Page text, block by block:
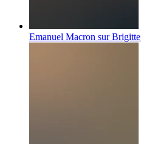
Emanuel Macron sur Brigitte